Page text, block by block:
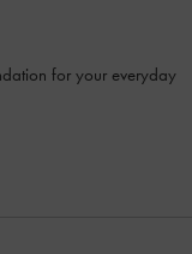
for your everyday